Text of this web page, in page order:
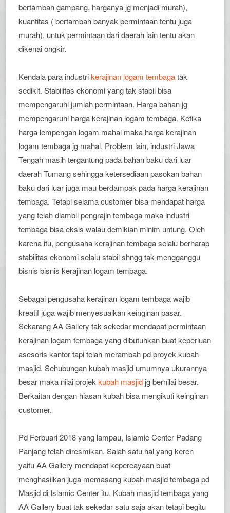
bertambah gampang, harganya jg menjadi murah),
kuantitas ( bertambah banyak permintaan tentu juga
murah), untuk permintaan dari daerah lain tentu akan
dikenai ongkir.
Kendala para industrikerajinan logam tembagatak
sedikit. Stabilitas ekonomi yang tak stabil bisa
mempengaruhi jumlah permintaan. Harga bahan jg
mempengaruhi harga kerajinan logam tembaga. Ketika
harga lempengan logam mahal maka harga kerajinan
logam tembaga jg mahal. Problem lain, industri Jawa
Tengah masih tergantung pada bahan baku dari luar
daerah Tumang sehingga ketersediaan pasokan bahan
baku dari luar juga mau berdampak pada harga kerajinan
tembaga. Tetapi selama customer bisa mendapat harga
yang telah diambil pengrajin tembaga maka industri
tembaga bisa eksis walau demikian minim untung. Oleh
karena itu, pengusaha kerajinan tembaga selalu berharap
stabilitas ekonomi selalu stabil shngg tak mengganggu
bisnis bisnis kerajinan logam tembaga.
Sebagai pengusaha kerajinan logam tembaga wajib
kreatif juga wajib menyesuaikan keinginan pasar.
Sekarang AA Gallery tak sekedar mendapat permintaan
kerajinan logam tembaga yang dibutuhkan buat keperluan
asesoris kantor tapi telah merambah pd proyek kubah
masjid. Sehubungan kubah masjid umumnya ukurannya
besar maka nilai projekkubah masjid jg bernilai besar.
Berkaitan dengan hiasan kubah bisa mengikuti keinginan
customer.
Pd Ferbuari 2018 yang lampau, Islamic Center Padang
Panjang telah diresmikan. Salah satu hal yang keren
yaitu AA Gallery mendapat kepercayaan buat
menghasilkan juga memasang kubah masjid tembaga pd
Masjid di Islamic Center itu. Kubah masjid tembaga yang
AA Gallery buat tak sekedar satu saja akan tetapi begitu